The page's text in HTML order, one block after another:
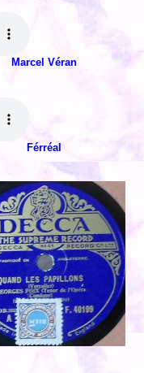
Marcel Véran
Férréal